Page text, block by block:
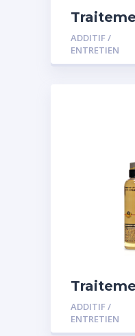
spécial
ADDITIF /
ENTRETIEN
spécial
ADDITIF /
ENTRETIEN